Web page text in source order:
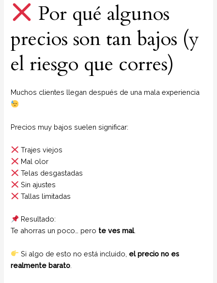
Por qué algunos
precios son tan bajos (y
el riesgo que corres)
Muchos clientes llegan después de una mala experiencia
Precios muy bajos suelen significar:
Trajes viejos
Mal olor
Telas desgastadas
Sin ajustes
Tallas limitadas
Resultado:
Te ahorras un poco… pero te ves mal.
Si algo de esto no está incluido, el precio no es
realmente barato